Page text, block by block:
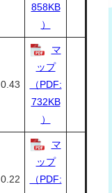
858KB
）
0.43
マ
ップ
（PDF:
732KB
）
0.22
マ
ップ
（PDF: